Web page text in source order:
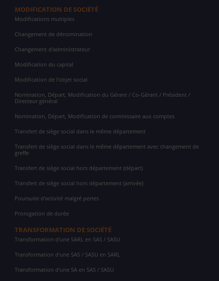
MODIFICATION DE SOCIÉTÉ
Modifications multiples
Changement de dénomination
Changement d'administrateur
Modification du capital
Modification de l'objet social
Nomination, Départ, Modification du Gérant / Co-Gérant / Président /
Directeur général
Nomination, Départ, Modification de commissaire aux comptes
Transfert de siège social dans le même département
Transfert de siège social dans le même département avec changement de
greffe
Transfert de siège social hors département (départ)
Transfert de siège social hors département (arrivée)
Poursuite d'activité malgré pertes
Prorogation de durée
TRANSFORMATION DE SOCIÉTÉ
Transformation d'une SARL en SAS / SASU
Transformation d'une SAS / SASU en SARL
Transformation d'une SA en SAS / SASU